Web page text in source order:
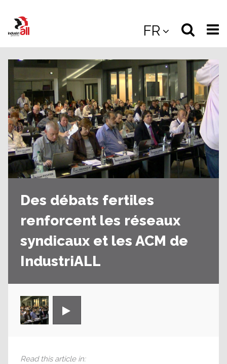
main
FR
Select
the
site
Des débats fertiles
renforcent les réseaux
syndicaux et les ACM de
IndustriALL
Read this article in: